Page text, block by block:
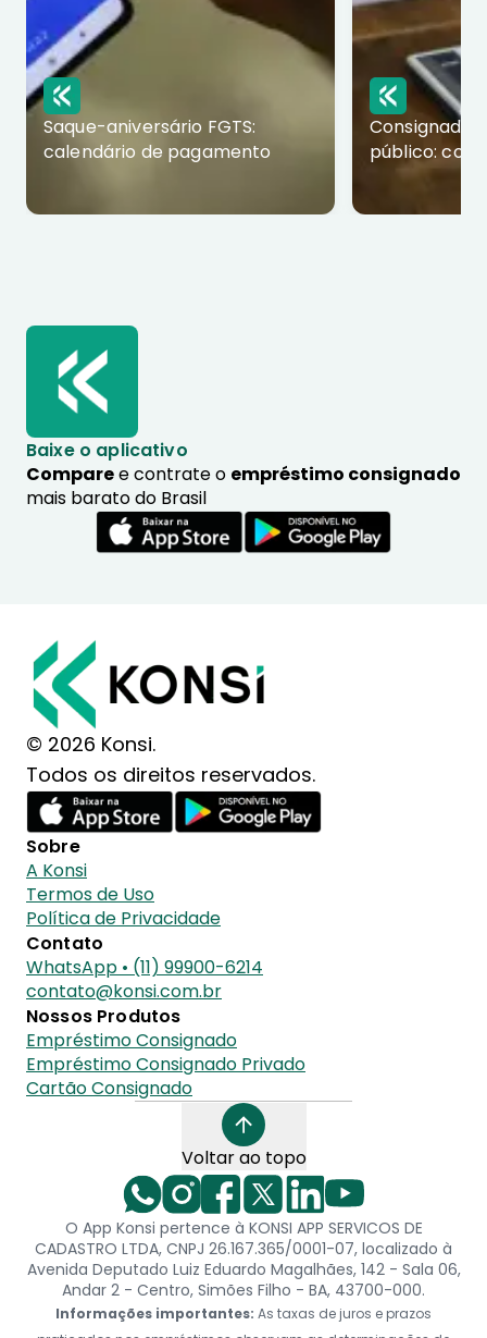
Saque-aniversário FGTS:
calendário de pagamento
Consignado
público:
Baixe o aplicativo
Comparee contrate o empréstimo consignado
mais barato do Brasil
© 2026 Konsi.
Todos os direitos reservados.
Sobre
A Konsi
Termos de Uso
Política de Privacidade
Contato
WhatsApp • (11) 99900-6214
contato@konsi.com.br
Nossos Produtos
Empréstimo Consignado
Empréstimo Consignado Privado
Cartão Consignado
Voltar ao topo
O App Konsi pertence à KONSI APP SERVICOS DE
CADASTRO LTDA, CNPJ 26.167.365/0001-07, localizado à
Avenida Deputado Luiz Eduardo Magalhães, 142 - Sala 06,
Andar 2 - Centro, Simões Filho - BA, 43700-000.
Informações importantes: As taxas de juros e prazos